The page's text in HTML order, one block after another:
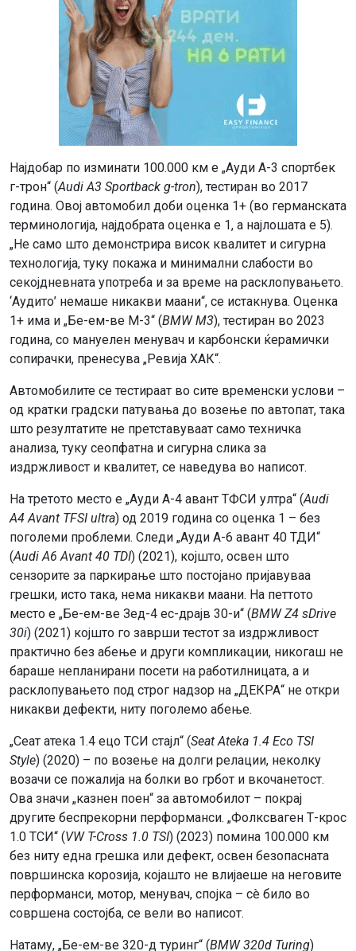
Најдобар по изминати 100.000 км е „Ауди А-3 спортбек
г-трон“ (Audi A3 Sportback g-tron), тестиран во 2017
година. Овој автомобил доби оценка 1+ (во германската
терминологија, најдобрата оценка е 1, а најлошата е 5).
„Не само што демонстрира висок квалитет и сигурна
технологија, туку покажа и минимални слабости во
секојдневната употреба и за време на расклопувањето.
‘Аудито’ немаше никакви маани“, се истакнува. Оценка
1+ има и „Бе-ем-ве М-3“ (BMW M3), тестиран во 2023
година, со мануелен менувач и карбонски ќерамички
сопирачки, пренесува „Ревија ХАК“.
Автомобилите се тестираат во сите временски услови –
од кратки градски патувања до возење по автопат, така
што резултатите не претставуваат само техничка
анализа, туку сеопфатна и сигурна слика за
издржливост и квалитет, се наведува во написот.
На третото место е „Ауди А-4 авант ТФСИ ултра“ (Audi
A4 Avant TFSI ultra) од 2019 година со оценка 1 – без
поголеми проблеми. Следи „Ауди А-6 авант 40 ТДИ“
(Audi A6 Avant 40 TDI) (2021), којшто, освен што
сензорите за паркирање што постојано пријавуваа
грешки, исто така, нема никакви маани. На петтото
место е „Бе-ем-ве Зед-4 ес-драјв 30-и“ (BMW Z4 sDrive
30i) (2021) којшто го заврши тестот за издржливост
практично без абење и други компликации, никогаш не
бараше непланирани посети на работилницата, а и
расклопувањето под строг надзор на „ДЕКРА“ не откри
никакви дефекти, ниту поголемо абење.
„Сеат атека 1.4 ецо ТСИ стајл“ (Seat Ateka 1.4 Eco TSI
Style) (2020) – по возење на долги релации, неколку
возачи се пожалија на болки во грбот и вкочанетост.
Ова значи „казнен поен“ за автомобилот – покрај
другите беспрекорни перформанси. „Фолксваген Т-крос
1.0 ТСИ“ (VW T-Cross 1.0 TSI) (2023) помина 100.000 км
без ниту една грешка или дефект, освен безопасната
површинска корозија, којашто не влијаеше на неговите
перформанси, мотор, менувач, спојка – сè било во
совршена состојба, се вели во написот.
Натаму, „Бе-ем-ве 320-д туринг“ (BMW 320d Turing)